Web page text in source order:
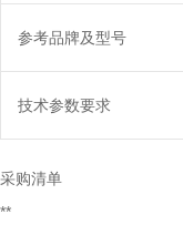
参考品牌及型号
技术参数要求
采购清单
**